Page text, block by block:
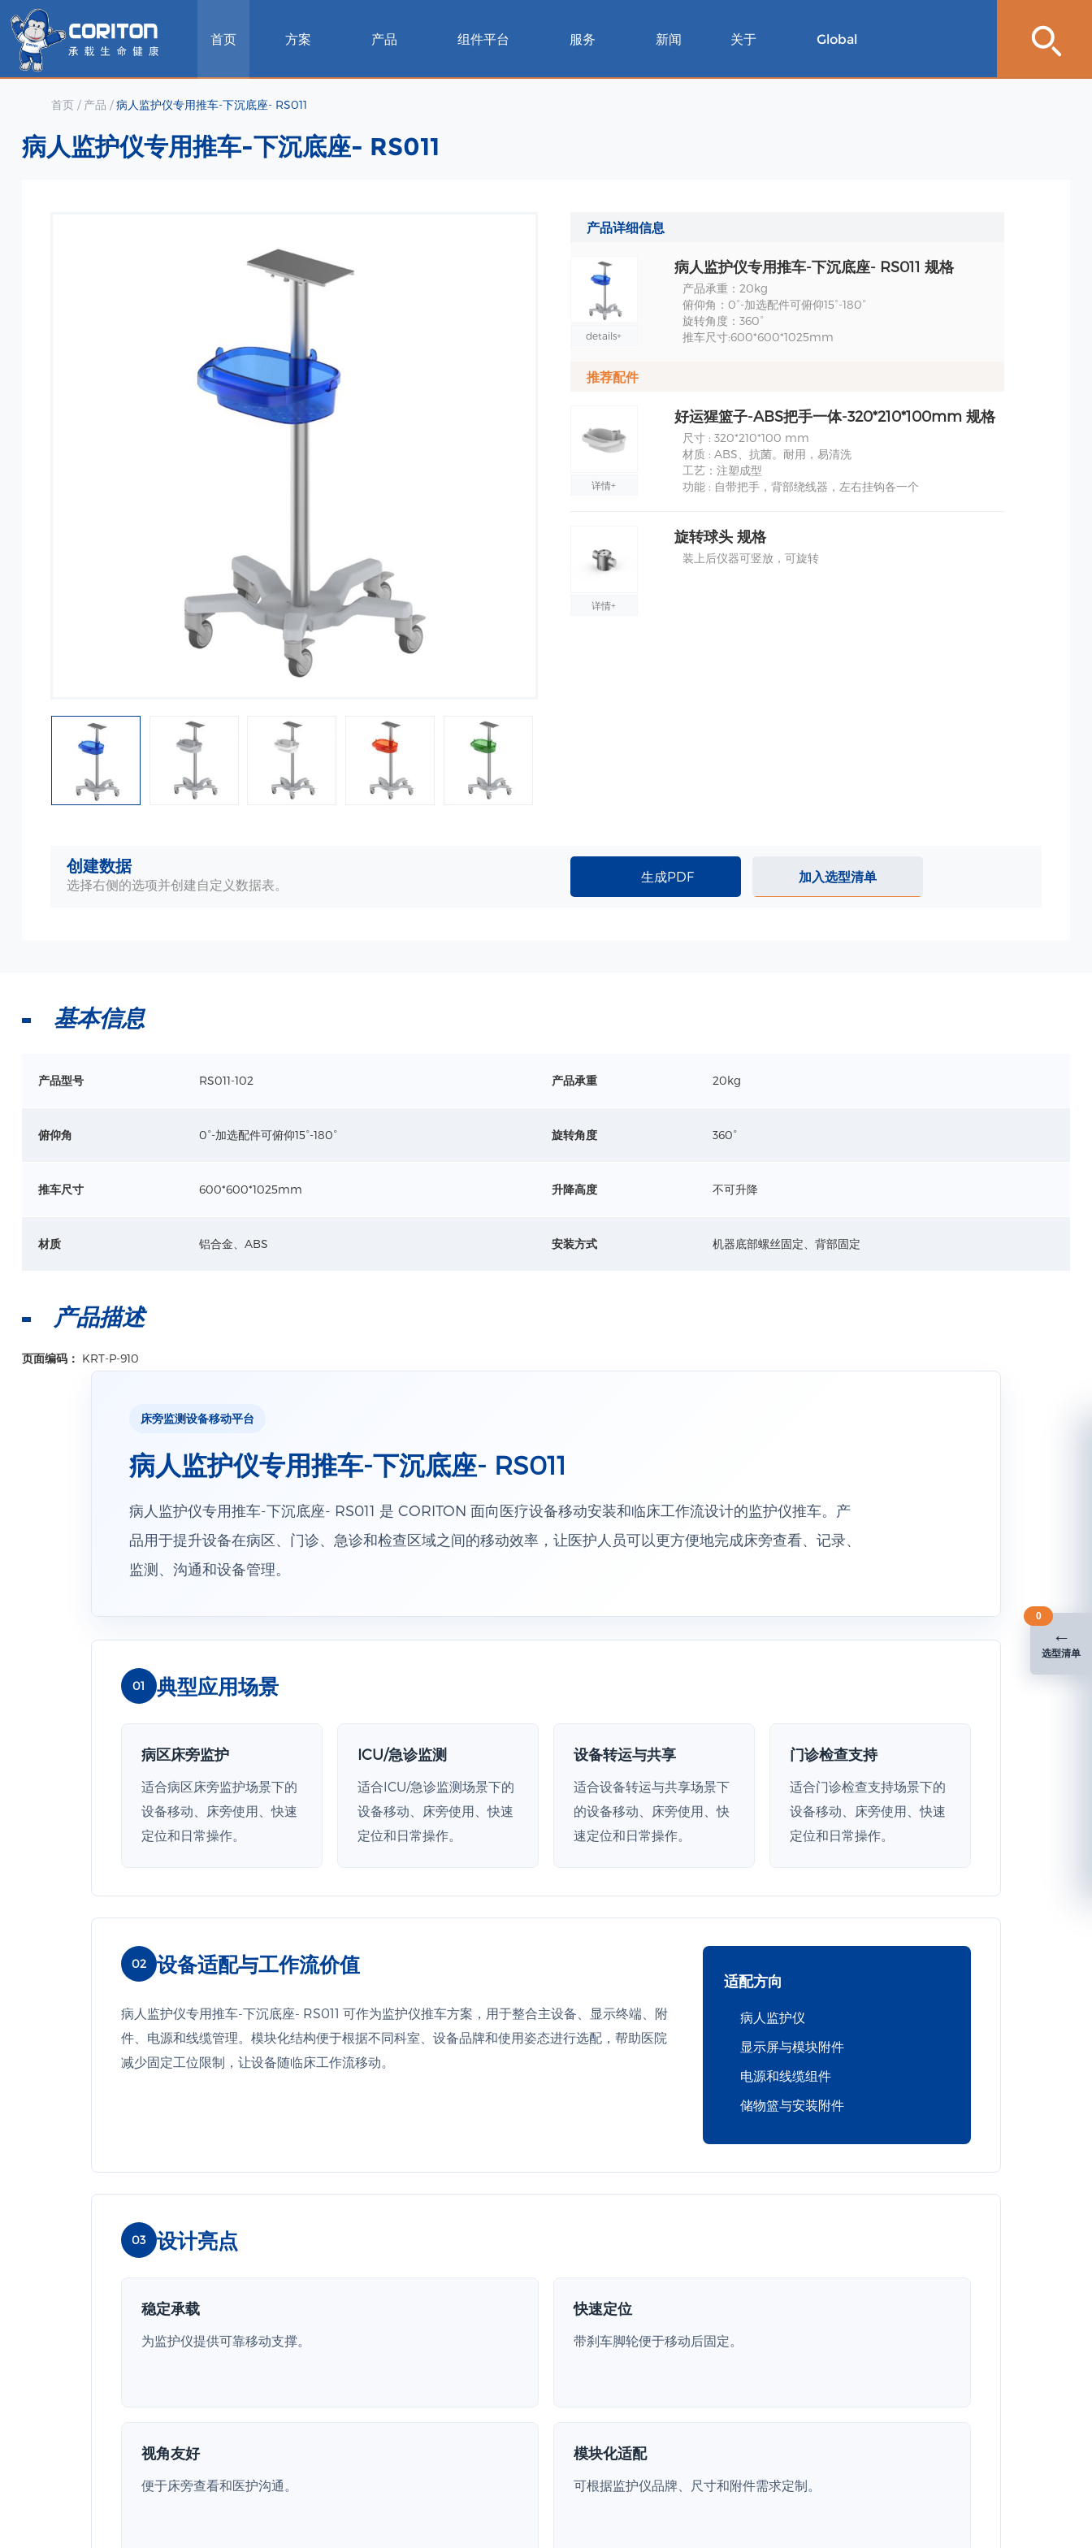
首页 方案 产品 组件平台 服务 新闻 关于 Global
首页/ 产品 /病人监护仪专用推车-下沉底座- RS011
病人监护仪专用推车-下沉底座- RS011
产品详细信息
details+
病人监护仪专用推车-下沉底座- RS011 规格
产品承重：20kg
俯仰角：0°-加选配件可俯仰15°-180°
旋转角度：360°
推车尺寸:600*600*1025mm
推荐配件
详情+
好运猩篮子-ABS把手一体-320*210*100mm 规格
尺寸 : 320*210*100 mm
材质 : ABS、抗菌。耐用，易清洗
工艺：注塑成型
功能 : 自带把手，背部绕线器，左右挂钩各一个
详情+
旋转球头 规格
装上后仪器可竖放，可旋转
创建数据
选择右侧的选项并创建自定义数据表。
生成PDF 加入选型清单
基本信息
产品型号 RS011-102 产品承重 20kg
俯仰角 0°-加选配件可俯仰15°-180° 旋转角度 360°
推车尺寸 600*600*1025mm 升降高度 不可升降
材质 铝合金、ABS 安装方式 机器底部螺丝固定、背部固定
产品描述
页面编码： KRT-P-910
床旁监测设备移动平台
病人监护仪专用推车-下沉底座- RS011
病人监护仪专用推车-下沉底座- RS011 是 CORITON 面向医疗设备移动安装和临床工作流设计的监护仪推车。产
品用于提升设备在病区、门诊、急诊和检查区域之间的移动效率，让医护人员可以更方便地完成床旁查看、记录、
监测、沟通和设备管理。
01 典型应用场景
病区床旁监护
适合病区床旁监护场景下的
设备移动、床旁使用、快速
定位和日常操作。
ICU/急诊监测
适合ICU/急诊监测场景下的
设备移动、床旁使用、快速
定位和日常操作。
设备转运与共享
适合设备转运与共享场景下
的设备移动、床旁使用、快
速定位和日常操作。
门诊检查支持
适合门诊检查支持场景下的
设备移动、床旁使用、快速
定位和日常操作。
02 设备适配与工作流价值
病人监护仪专用推车-下沉底座- RS011 可作为监护仪推车方案，用于整合主设备、显示终端、附
件、电源和线缆管理。模块化结构便于根据不同科室、设备品牌和使用姿态进行选配，帮助医院
减少固定工位限制，让设备随临床工作流移动。
适配方向
病人监护仪
显示屏与模块附件
电源和线缆组件
储物篮与安装附件
03 设计亮点
稳定承载
为监护仪提供可靠移动支撑。
快速定位
带刹车脚轮便于移动后固定。
视角友好
便于床旁查看和医护沟通。
模块化适配
可根据监护仪品牌、尺寸和附件需求定制。
←
选型清单
0